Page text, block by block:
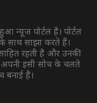
न्यूज पोर्टल है। पोर्टल
साथ साझा करते हैं।
रहती है और उनकी
अपनी इसी सोच के चलते
बनाई है।